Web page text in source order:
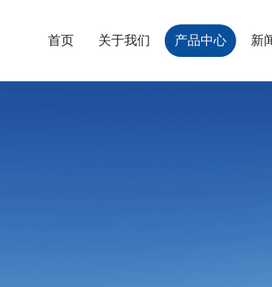
首页 关于我们 产品中心 新